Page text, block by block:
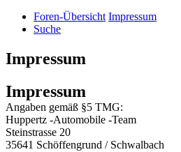
Foren-Übersicht Impressum
Suche
Impressum
Impressum
Angaben gemäß §5 TMG:
Huppertz -Automobile -Team
Steinstrasse 20
35641 Schöffengrund / Schwalbach